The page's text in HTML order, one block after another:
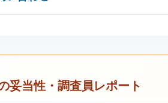
妥当性・調査員レポート